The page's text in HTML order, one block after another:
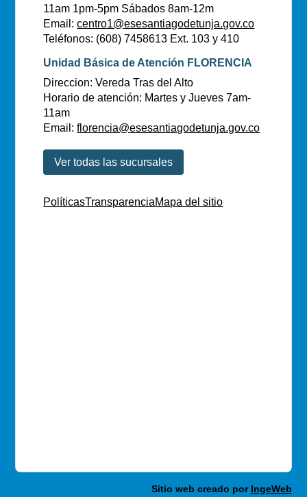
11am 1pm-5pm Sábados 8am-12m
Email:centro1@esesantiagodetunja.gov.co
Teléfonos: (608) 7458613 Ext. 103 y 410
Unidad Básica de Atención FLORENCIA
Direccion: Vereda Tras del Alto
Horario de atención: Martes y Jueves 7am-
11am
Email:florencia@esesantiagodetunja.gov.co
Ver todas las sucursales
PolíticasTransparenciaMapa del sitio
Sitio web creado por IngeWeb